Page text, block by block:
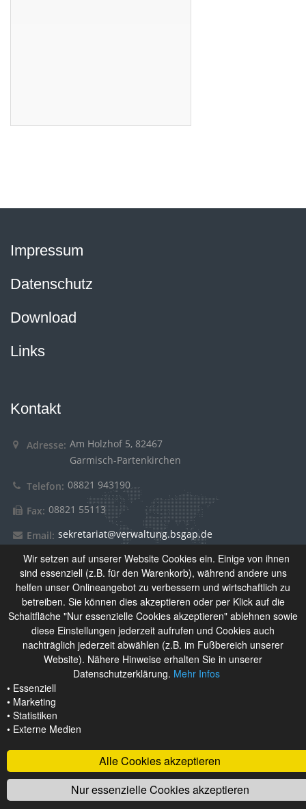
Wir setzen auf unserer Website Cookies ein. Einige von ihnen
sind essenziell (z.B. für den Warenkorb), während andere uns
helfen unser Onlineangebot zu verbessern und wirtschaftlich zu
betreiben. Sie können dies akzeptieren oder per Klick auf die
Schaltfläche "Nur essenzielle Cookies akzeptieren" ablehnen sowie
diese Einstellungen jederzeit aufrufen und Cookies auch
nachträglich jederzeit abwählen (z.B. im Fußbereich unserer
Website). Nähere Hinweise erhalten Sie in unserer
Datenschutzerklärung. Mehr Infos
• Essenziell
• Marketing
• Statistiken
• Externe Medien
Alle Cookies akzeptieren
Nur essenzielle Cookies akzeptieren
Impressum
Datenschutz
Download
Links
Kontakt
Adresse: Am Holzhof 5, 82467
Garmisch-Partenkirchen
Telefon: 08821 943190
Fax: 08821 55113
Email: sekretariat@verwaltung.bsgap.de
Über Uns
Das Berufliche Schulzentrum Garmisch-Partenkirchen setzt
sich aus Berufsschule, Wirtschaftsschule und
Berufsfachschule für Kinderpflege zusammen. Derzeit
besuchen rund 1.100 Schülerinnen und Schüler unsere
Schulen.